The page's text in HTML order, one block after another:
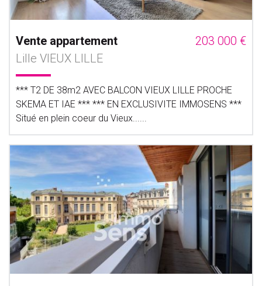
Vente appartement
203 000 €
Lille VIEUX LILLE
*** T2 DE 38m2 AVEC BALCON VIEUX LILLE PROCHE
SKEMA ET IAE *** *** EN EXCLUSIVITE IMMOSENS ***
Situé en plein coeur du Vieux......